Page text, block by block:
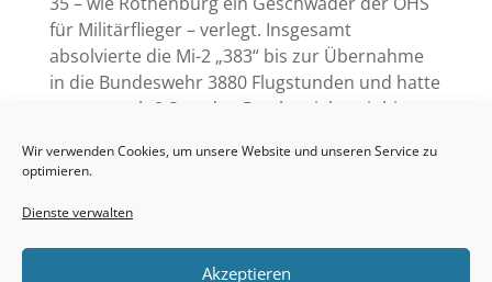
Wir verwenden Cookies, um unsere Website und unseren Service zu
optimieren.
Dienste verwalten
Akzeptieren
für Militärflieger – verlegt. Insgesamt
absolvierte die Mi-2 „383“ bis zur Übernahme
in die Bundeswehr 3880 Flugstunden und hatte
so nur noch 8 Stunden Restbetriebszeit bis zur